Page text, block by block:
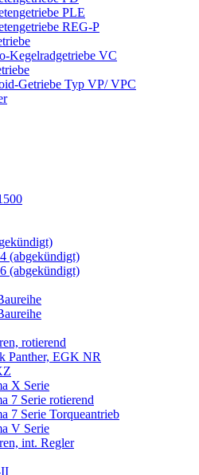
PLE
REG-P
Kegelradgetriebe VC
Getriebe Typ VP/ VPC
(abgekündigt)
(abgekündigt)
rotierend
Panther, EGK NR
X Serie
7 Serie rotierend
7 Serie Torqueantrieb
V Serie
int. Regler